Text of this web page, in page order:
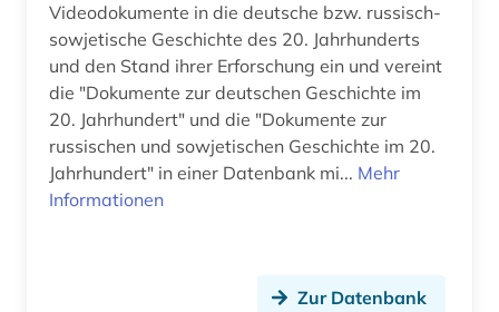
arbeiterbewegung (12)
arbeiterin (1)
arbeitsbeziehungen (1)
architekturgeschichte (1)
Videodokumente in die deutsche bzw. russisch-
sowjetische Geschichte des 20. Jahrhunderts
und den Stand ihrer Erforschung ein und vereint
die "Dokumente zur deutschen Geschichte im
20. Jahrhundert" und die "Dokumente zur
russischen und sowjetischen Geschichte im 20.
Jahrhundert" in einer Datenbank mi... Mehr
Informationen
Zur Datenbank